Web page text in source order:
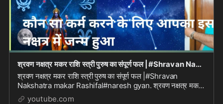
श्रवण नक्षत्र मकर राशि स्त्री पुरुष का संपूर्ण फल |#Shravan Nakshatra makar Rashi fal#naresh gy
श्रवण नक्षत्र मकर राशि स्त्री पुरुष का संपूर्ण फल |#Shravan
Nakshatra makar Rashifal#naresh gyan. श्रवण नक्षत्र मकर
राशि स्त्री पुरुष का संपूर्ण फल।#Shravan ...
youtube.com